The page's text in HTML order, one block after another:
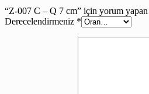
“Z-007 C – Q 7 cm” için yorum
Derecelendirmeniz *